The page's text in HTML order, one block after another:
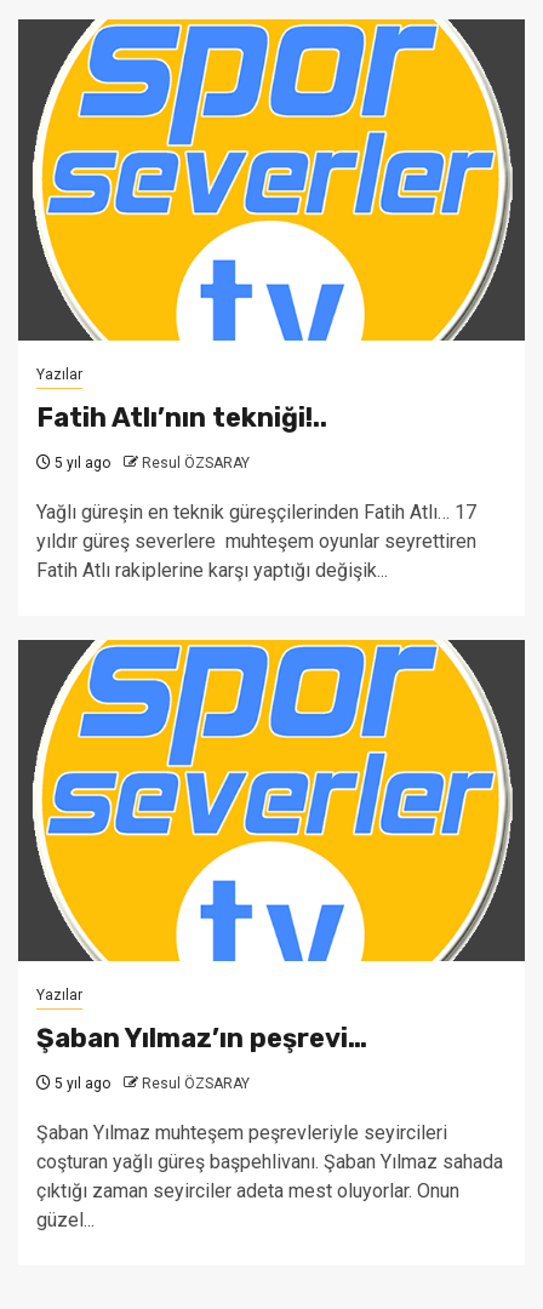
Yazılar
Fatih Atlı’nın tekniği!..
5 yıl ago Resul ÖZSARAY
Yağlı güreşin en teknik güreşçilerinden Fatih Atlı… 17
yıldır güreş severlere muhteşem oyunlar seyrettiren
Fatih Atlı rakiplerine karşı yaptığı değişik...
Yazılar
Şaban Yılmaz’ın peşrevi…
5 yıl ago Resul ÖZSARAY
Şaban Yılmaz muhteşem peşrevleriyle seyircileri
coşturan yağlı güreş başpehlivanı. Şaban Yılmaz sahada
çıktığı zaman seyirciler adeta mest oluyorlar. Onun
güzel...